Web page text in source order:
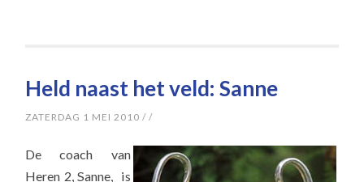
Held naast het veld: Sanne
ZATERDAG 1 MEI 2010 //
De coach van
Heren 2, Sanne, is